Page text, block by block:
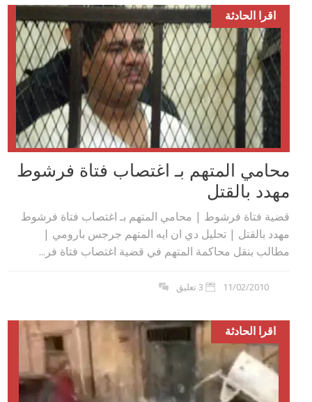
اقرا الحادثة
محامي المتهم بـ اغتصاب فتاة فرشوط
مهدد بالقتل
قضية فتاة فرشوط | محامي المتهم بـ اغتصاب فتاة فرشوط
مهدد بالقتل | تحليل دي ان ايه المتهم جرجس بارومي |
مطالب بنقل محاكمة المتهم في قضية اغتصاب فتاة فر...
11/02/2010 3 تعليق
اقرا الحادثة